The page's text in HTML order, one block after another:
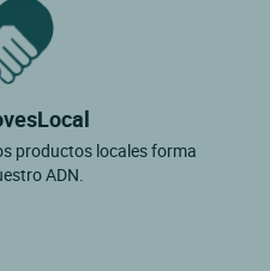
productos locales forma
ADN.